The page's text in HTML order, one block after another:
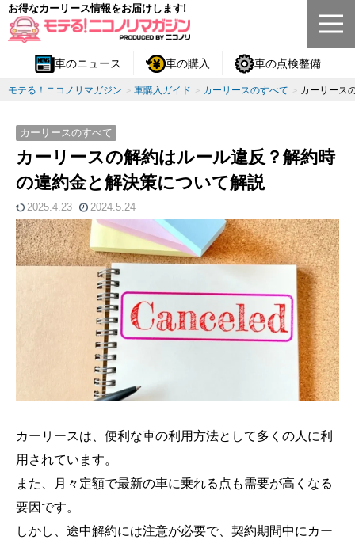
お得なカーリース情報をお届けします!
車のニュース 車の購入 車の点検整備
モテる！ニコノリマガジン 車購入ガイド カーリースのすべて カーリース
カーリースのすべて
カーリースの解約はルール違反？解約時
の違約金と解決策について解説
2025.4.23 2024.5.24
カーリースは、便利な車の利用方法として多くの人に利
用されています。
また、月々定額で最新の車に乗れる点も需要が高くなる
要因です。
しかし、途中解約には注意が必要で、契約期間中にカー